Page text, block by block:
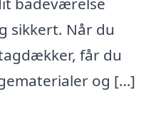
sikkert. Når du
får du
og […]